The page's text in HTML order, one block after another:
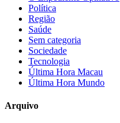
Política
Região
Saúde
Sem categoria
Sociedade
Tecnologia
Última Hora Macau
Última Hora Mundo
Arquivo